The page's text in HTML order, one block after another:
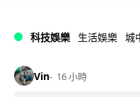
科技娛樂 生活娛樂 城
Vin 16 小時